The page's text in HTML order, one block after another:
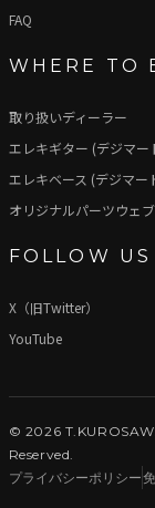
FAQ
WHERE TO
取り扱いディーラー
エレキギター (デジマー
エレキベース (デジマー
オリジナルパーツウェ
FOLLOW US
X（旧Twitter）
YouTube
© 2026
Reserved.
プライバシーポリシー